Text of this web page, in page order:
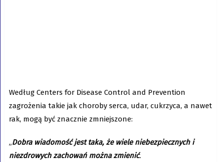
Według Centers for Disease Control and Prevention
zagrożenia takie jak choroby serca, udar, cukrzyca, a nawet
rak, mogą być znacznie zmniejszone:
„Dobra wiadomość jest taka, że wiele niebezpiecznych i
niezdrowych zachowań można zmienić.